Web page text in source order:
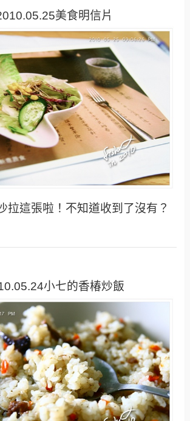
美食明信片
拉這張啦！不知道收到了沒有？
小七的香椿炒飯